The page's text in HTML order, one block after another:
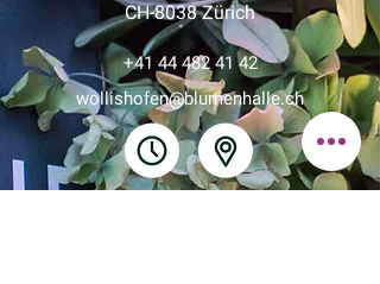
CH-8038 Zürich
+41 44 482 41 42
wollishofen@blumenhalle.ch